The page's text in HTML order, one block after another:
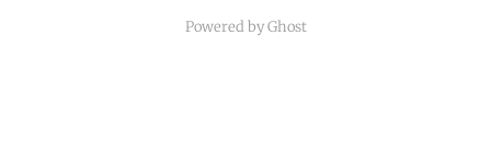
Powered by Ghost